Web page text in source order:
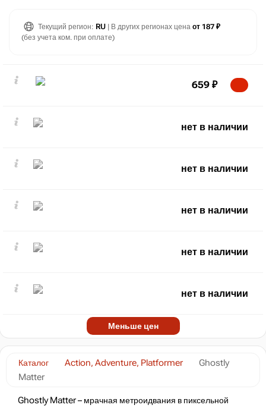
Каталог Action, Adventure, Platformer
Ghostly
Matter
Ghostly Matter – мрачная метроидвания в пиксельной
Текущий регион: RU | В других регионах цена от 187 ₽
(без учета ком. при оплате)
659 ₽
нет в наличии
нет в наличии
нет в наличии
нет в наличии
нет в наличии
Меньше цен